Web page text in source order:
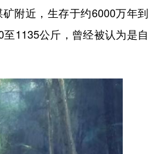
附近，生存于约6000万年到
1135公斤，曾经被认为是自